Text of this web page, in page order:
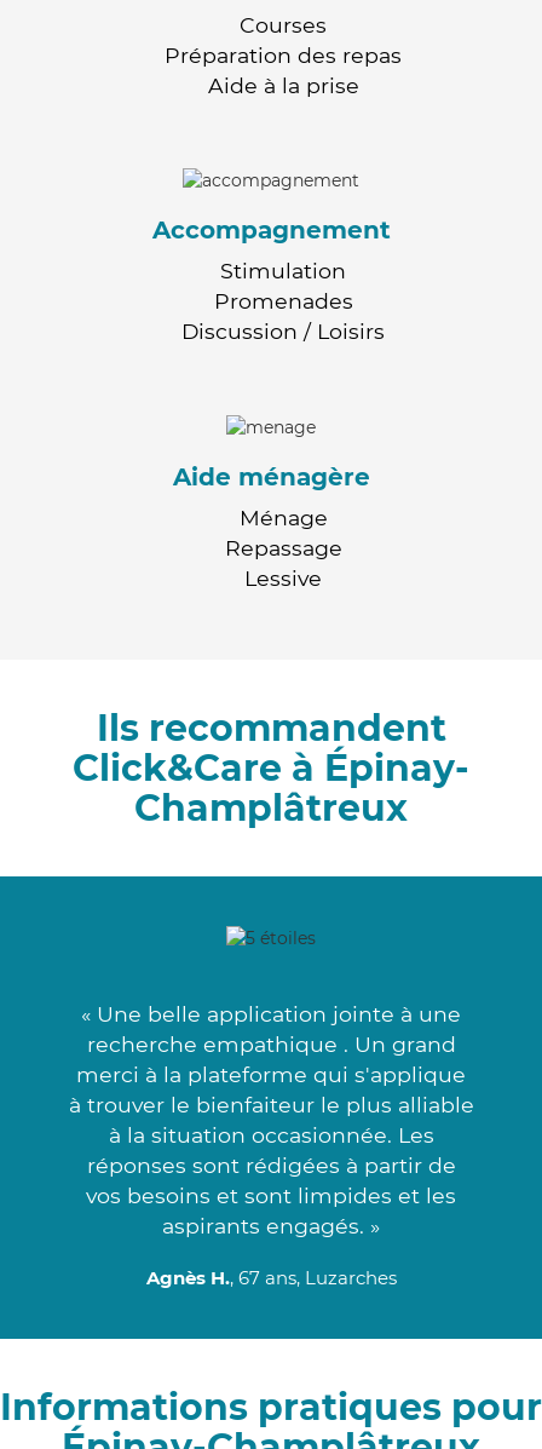
Courses
Préparation des repas
Aide à la prise
Accompagnement
Stimulation
Promenades
Discussion / Loisirs
Aide ménagère
Ménage
Repassage
Lessive
Ils recommandent
Click&Care à Épinay-
Champlâtreux
« Une belle application jointe à une
recherche empathique . Un grand
merci à la plateforme qui s'applique
à trouver le bienfaiteur le plus alliable
à la situation occasionnée. Les
réponses sont rédigées à partir de
vos besoins et sont limpides et les
aspirants engagés. »
Agnès H., 67 ans, Luzarches
Informations pratiques pour